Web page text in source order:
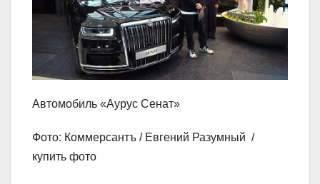
Автомобиль «Аурус Сенат»
Фото: Коммерсантъ / Евгений Разумный /
купить фото